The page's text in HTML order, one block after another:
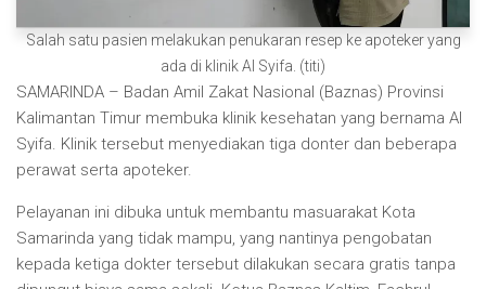
Salah satu pasien melakukan penukaran resep ke apoteker yang
ada di klinik Al Syifa. (titi)
SAMARINDA – Badan Amil Zakat Nasional (Baznas) Provinsi
Kalimantan Timur membuka klinik kesehatan yang bernama Al
Syifa. Klinik tersebut menyediakan tiga donter dan beberapa
perawat serta apoteker.
Pelayanan ini dibuka untuk membantu masuarakat Kota
Samarinda yang tidak mampu, yang nantinya pengobatan
kepada ketiga dokter tersebut dilakukan secara gratis tanpa